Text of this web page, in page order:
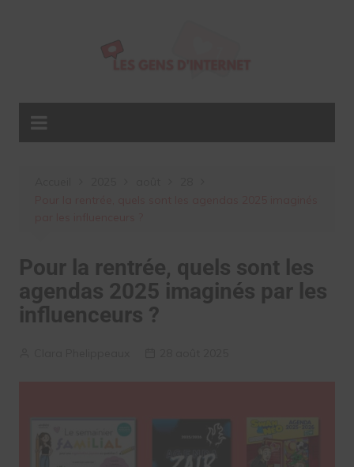
Pour la rentrée, quels sont les
agendas 2025 imaginés par les
influenceurs ?